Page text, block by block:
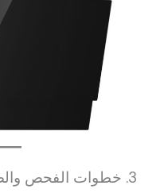
3. خطوات الفحص والصيانة الأساسية